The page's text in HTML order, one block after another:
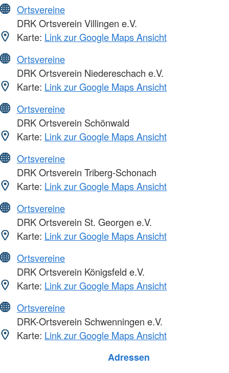
Ortsvereine
DRK Ortsverein Villingen e.V.
Karte: Link zur Google Maps Ansicht
Ortsvereine
DRK Ortsverein Niedereschach e.V.
Karte: Link zur Google Maps Ansicht
Ortsvereine
DRK Ortsverein Schönwald
Karte: Link zur Google Maps Ansicht
Ortsvereine
DRK Ortsverein Triberg-Schonach
Karte: Link zur Google Maps Ansicht
Ortsvereine
DRK Ortsverein St. Georgen e.V.
Karte: Link zur Google Maps Ansicht
Ortsvereine
DRK Ortsverein Königsfeld e.V.
Karte: Link zur Google Maps Ansicht
Ortsvereine
DRK-Ortsverein Schwenningen e.V.
Karte: Link zur Google Maps Ansicht
Adressen